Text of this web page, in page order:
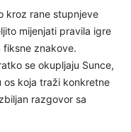
kroz rane stupnjeve
mijenjati pravila igre
fiksne znakove.
se okupljaju Sunce,
os koja traži konkretne
razgovor sa